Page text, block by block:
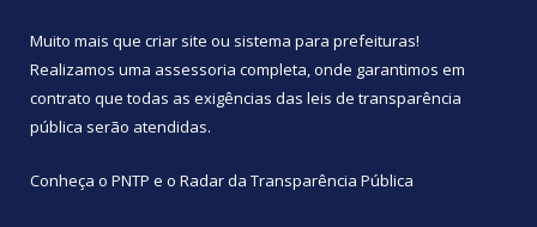
Muito mais que criar site ou sistema para prefeituras!
Realizamos uma assessoria completa, onde garantimos em
contrato que todas as exigências das leis de transparência
pública serão atendidas.
Conheça o PNTP e o Radar da Transparência Pública